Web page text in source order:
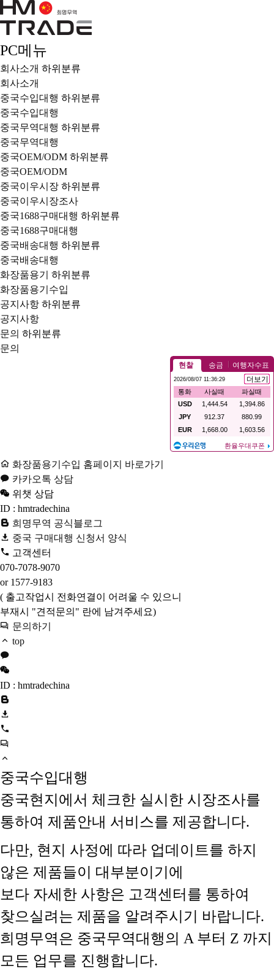
PC메뉴
회사소개 하위분류
회사소개
중국수입대행 하위분류
중국수입대행
중국무역대행 하위분류
중국무역대행
중국OEM/ODM 하위분류
중국OEM/ODM
중국이우시장 하위분류
중국이우시장조사
중국1688구매대행 하위분류
중국1688구매대행
중국배송대행 하위분류
중국배송대행
화장품용기
하위분류
화장품용기수입
공지사항 하위분류
공지사항
문의 하위분류
문의
화장품용기수입 홈페이지 바로가기
카카오톡 상담
위챗 상담
ID : hmtradechina
희명무역 공식블로그
중국 구매대행 신청서 양식
고객센터
070-7078-9070
or 1577-9183
( 출고작업시 전화연결이 어려울 수 있으니
부재시 "견적문의" 란에 남겨주세요)
문의하기
top
ID : hmtradechina
중국수입대행
중국현지에서 체크한 실시한 시장조사를
통하여 제품안내 서비스를 제공합니다.
다만, 현지 사정에 따라 업데이트를 하지
않은 제품들이 대부분이기에
보다 자세한 사항은 고객센터를 통하여
찾으실려는 제품을 알려주시기 바랍니다.
희명무역은 중국무역대행의 A 부터 Z 까지
모든 업무를 진행합니다.